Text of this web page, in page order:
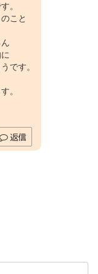
。
こと
です。
。
返信